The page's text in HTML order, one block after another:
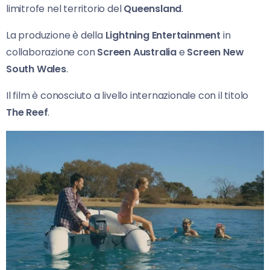
limitrofe nel territorio delQueensland.
La produzione è della Lightning Entertainment in
collaborazione conScreen Australiae Screen New
South Wales.
Il film è conosciuto a livello internazionale con il titolo
The Reef.